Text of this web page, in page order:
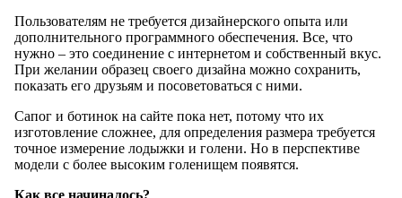
Пользователям не требуется дизайнерского опыта или
дополнительного программного обеспечения. Все, что
нужно – это соединение с интернетом и собственный вкус.
При желании образец своего дизайна можно сохранить,
показать его друзьям и посоветоваться с ними.
Сапог и ботинок на сайте пока нет, потому что их
изготовление сложнее, для определения размера требуется
точное измерение лодыжки и голени. Но в перспективе
модели с более высоким голенищем появятся.